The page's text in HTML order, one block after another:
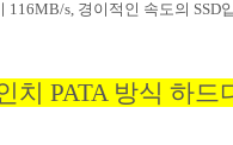
116MB/s, 경이적인 속도의 SSD
치 PATA 방식 하드